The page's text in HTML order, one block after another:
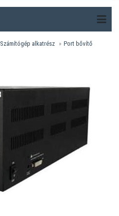
Számítógép alkatrész
Port bővítő